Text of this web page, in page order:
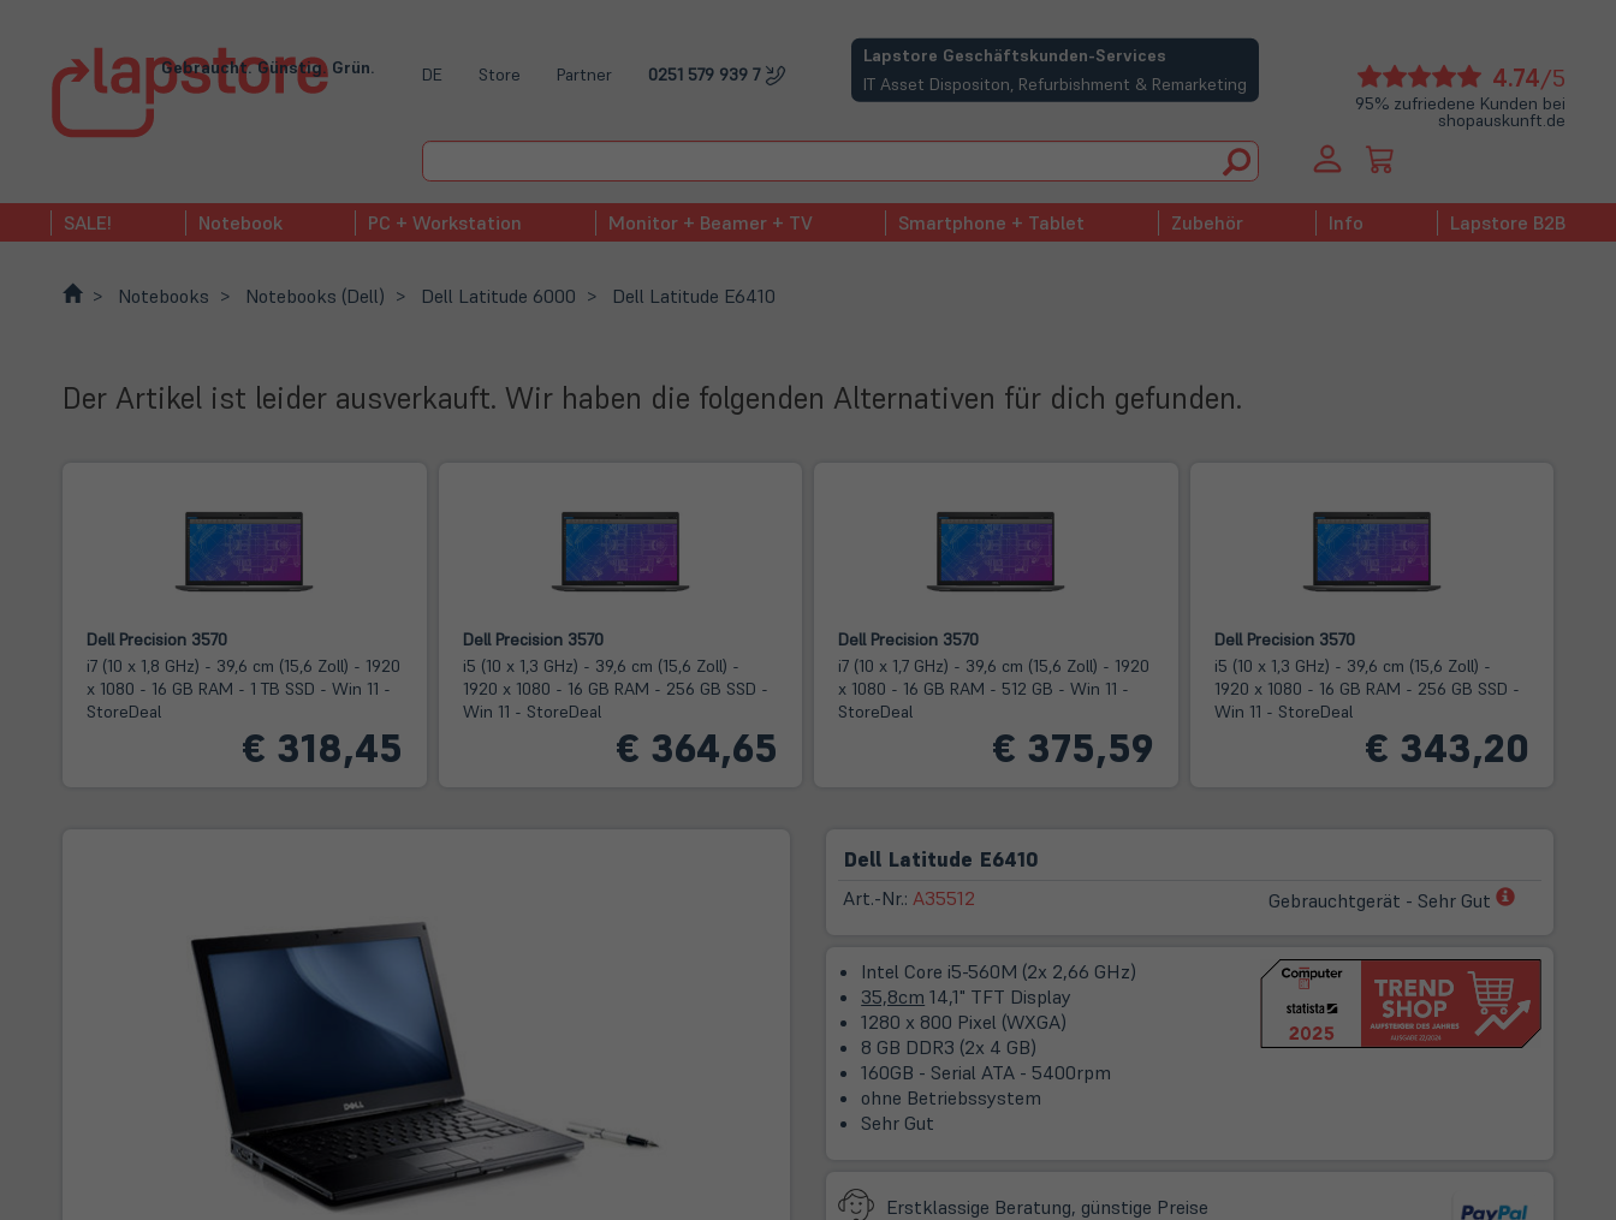
Gebraucht. Günstig. Grün. DE Store Partner 0251 579 939 7
Lapstore Geschäftskunden-Services
IT Asset Dispositon, Refurbishment & Remarketing
(öffnet in neuem Tab)
4.74/5
95% zufriedene Kunden bei
shopauskunft.de
SALE! Notebook PC + Workstation Monitor + Beamer + TV Smartphone + Tablet Zubehör Info Lapstore B2B
Notebooks Notebooks (Dell) Dell Latitude 6000 Dell Latitude E6410
Der Artikel ist leider ausverkauft. Wir haben die folgenden Alternativen für dich gefunden.
Dell Precision 3570
i7 (10 x 1,8 GHz) - 39,6 cm (15,6 Zoll) - 1920
x 1080 - 16 GB RAM - 1 TB SSD - Win 11 -
StoreDeal
€ 318,45
Dell Precision 3570
i5 (10 x 1,3 GHz) - 39,6 cm (15,6 Zoll) -
1920 x 1080 - 16 GB RAM - 256 GB SSD -
Win 11 - StoreDeal
€ 364,65
Dell Precision 3570
i7 (10 x 1,7 GHz) - 39,6 cm (15,6 Zoll) - 1920
x 1080 - 16 GB RAM - 512 GB - Win 11 -
StoreDeal
€ 375,59
Dell Precision 3570
i5 (10 x 1,3 GHz) - 39,6 cm (15,6 Zoll) -
1920 x 1080 - 16 GB RAM - 256 GB SSD -
Win 11 - StoreDeal
€ 343,20
Dell Latitude E6410
Art.-Nr.: A35512 Gebrauchtgerät - Sehr Gut
(öffnet
Intel Core i5-560M (2x 2,66 GHz)
35,8cm 14,1" TFT Display
1280 x 800 Pixel (WXGA)
8 GB DDR3 (2x 4 GB)
160GB - Serial ATA - 5400rpm
ohne Betriebssystem
Sehr Gut
Erstklassige Beratung, günstige Preise